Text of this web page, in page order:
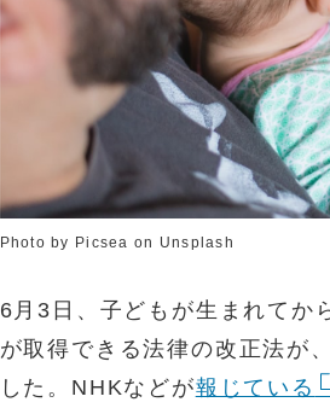
Photo by Picsea on Unsplash
6月3日、子どもが生まれてか
が取得できる法律の改正法が
した。NHKなどが報じている